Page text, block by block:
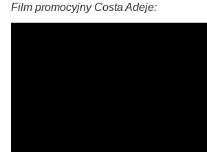
Film promocyjny Costa Adeje: